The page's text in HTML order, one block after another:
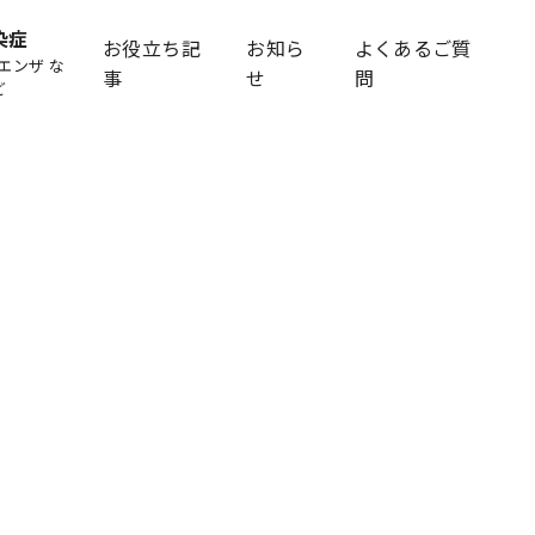
症
ンザ な
お役立ち記
事
お知ら
せ
よくあるご質
問